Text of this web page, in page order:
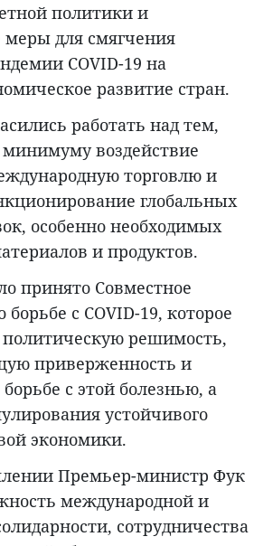
политики и
для смягчения
COVID-19 на
развитие стран.
работать над тем,
воздействие
торговлю и
глобальных
особенно необходимых
и продуктов.
принято Совместное
борьбе с COVID-19, которое
политическую решимость,
приверженность и
с этой болезнью, а
устойчивого
экономики.
Премьер-министр Фук
международной и
сотрудничества